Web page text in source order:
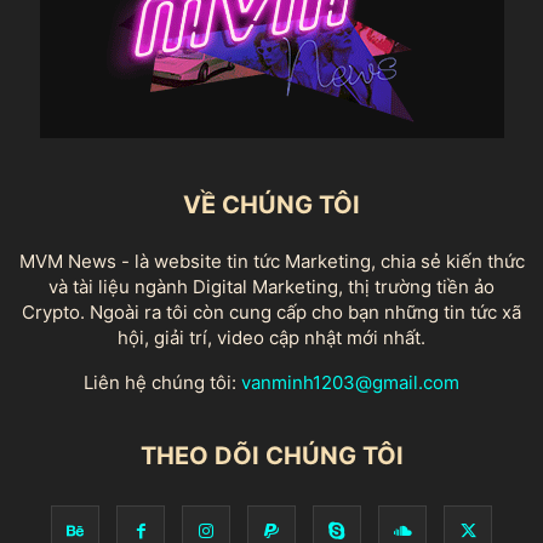
VỀ CHÚNG TÔI
MVM News - là website tin tức Marketing, chia sẻ kiến thức
và tài liệu ngành Digital Marketing, thị trường tiền ảo
Crypto. Ngoài ra tôi còn cung cấp cho bạn những tin tức xã
hội, giải trí, video cập nhật mới nhất.
Liên hệ chúng tôi: vanminh1203@gmail.com
THEO DÕI CHÚNG TÔI